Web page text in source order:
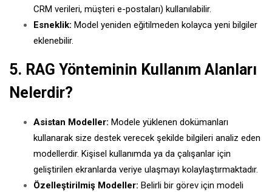
CRM verileri, müşteri e-postaları) kullanılabilir.
Esneklik: Model yeniden eğitilmeden kolayca yeni bilgiler
eklenebilir.
5. RAG Yönteminin Kullanım Alanları
Nelerdir?
Asistan Modeller: Modele yüklenen dokümanları
kullanarak size destek verecek şekilde bilgileri analiz eden
modellerdir. Kişisel kullanımda ya da çalışanlar için
geliştirilen ekranlarda veriye ulaşmayı kolaylaştırmaktadır.
Özelleştirilmiş Modeller: Belirli bir görev için modeli